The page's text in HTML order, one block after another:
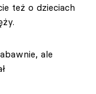
też o dzieciach
ale